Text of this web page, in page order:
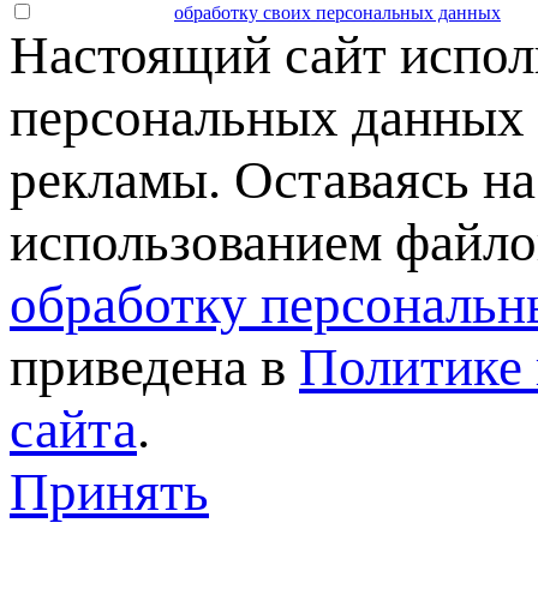
обработку своих персональных данных
Настоящий сайт
персональных данных
рекламы. Оставаясь
использованием
обработку
приведена в Политике
сайта.
Принять